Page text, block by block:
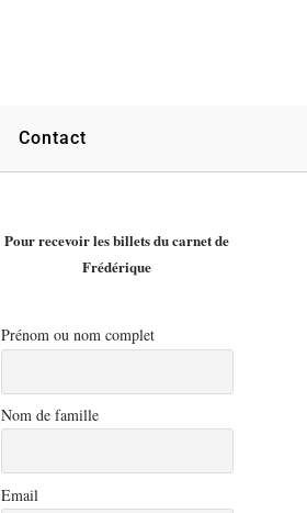
Contact
Pour recevoir les billets du carnet de
Frédérique
Prénom ou nom complet
Nom de famille
Email